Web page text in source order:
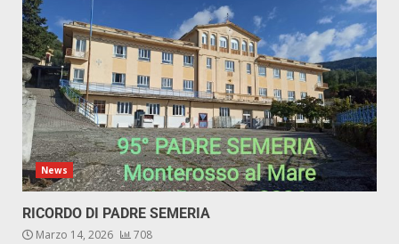
News
RICORDO DI PADRE SEMERIA
Marzo 14, 2026 708